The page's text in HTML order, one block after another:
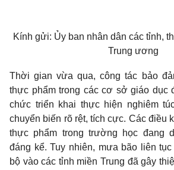
Kính gửi: Ủy ban nhân dân các tỉnh,
Trung ương
Thời gian vừa qua, công tác bảo
thực phẩm trong các cơ sở giáo dục
chức triển khai thực hiện nghiêm
chuyển biến rõ rệt, tích cực. Các điều
thực phẩm trong trường học đang
đáng kể. Tuy nhiên, mưa bão liên
bộ vào các tỉnh miền Trung đã gây